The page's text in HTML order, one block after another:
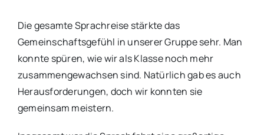
Die gesamte Sprachreise stärkte das
Gemeinschaftsgefühl in unserer Gruppe sehr. Man
konnte spüren, wie wir als Klasse noch mehr
zusammengewachsen sind. Natürlich gab es auch
Herausforderungen, doch wir konnten sie
gemeinsam meistern.